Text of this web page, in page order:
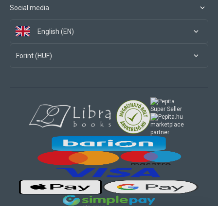
Social media
English (EN)
Forint (HUF)
marketplace
partner